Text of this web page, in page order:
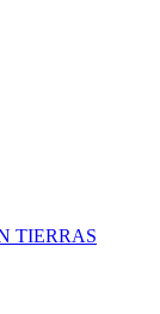
TIERRAS